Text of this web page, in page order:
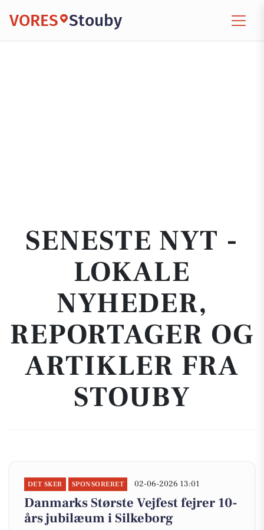
VORES Stouby
SENESTE NYT -
LOKALE
NYHEDER,
REPORTAGER OG
ARTIKLER FRA
STOUBY
DET SKER SPONSORERET 02-06-2026 13:01
Danmarks Største Vejfest fejrer 10-
års jubilæum i Silkeborg